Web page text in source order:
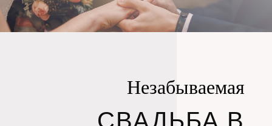
Незабываемая
СВАДЬБА В